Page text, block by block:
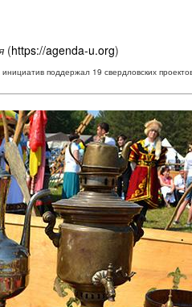
(https://agenda-u.org)
поддержал 19 свердловских